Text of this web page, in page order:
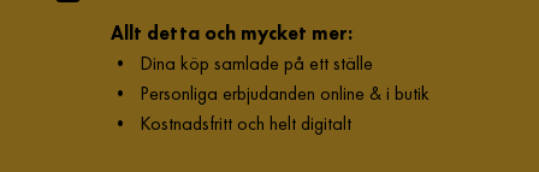
Allt detta och mycket mer:
• Dina köp samlade på ett ställe
• Personliga erbjudanden online & i butik
• Kostnadsfritt och helt digitalt